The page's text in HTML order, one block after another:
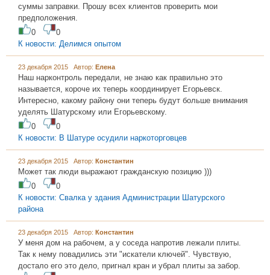
суммы заправки. Прошу всех клиентов проверить мои
предположения.
0
0
К новости: Делимся опытом
23 декабря 2015 Автор: Елена
Наш нарконтроль передали, не знаю как правильно это
называется, короче их теперь координирует Егорьевск.
Интересно, какому району они теперь будут больше внимания
уделять Шатурскому или Егорьевскому.
0
0
К новости: В Шатуре осудили наркоторговцев
23 декабря 2015 Автор: Константин
Может так люди выражают гражданскую позицию )))
0
0
К новости: Свалка у здания Администрации Шатурского
района
23 декабря 2015 Автор: Константин
У меня дом на рабочем, а у соседа напротив лежали плиты.
Так к нему повадились эти "искатели ключей". Чувствую,
достало его это дело, пригнал кран и убрал плиты за забор.